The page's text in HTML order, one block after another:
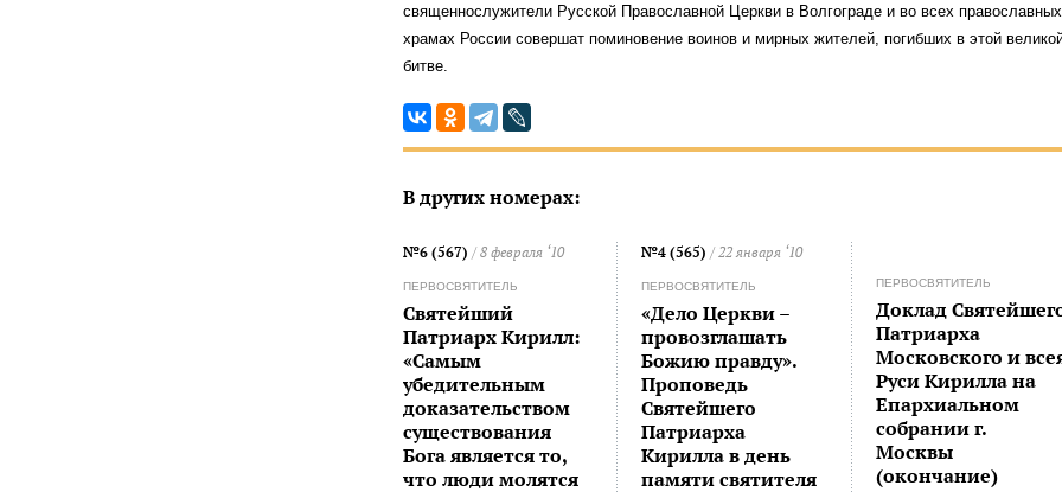
священнослужители Русской Православной Церкви в Волгограде и во всех православных
храмах России совершат поминовение воинов и мирных жителей, погибших в этой
битве.
В других номерах:
№6 (567) / 8 февраля ‘10
ПЕРВОСВЯТИТЕЛЬ
Святейший
Патриарх Кирилл:
«Самым
убедительным
доказательством
существования
Бога является то,
что люди молятся
№4 (565) / 22 января ‘10
ПЕРВОСВЯТИТЕЛЬ
«Дело Церкви –
провозглашать
Божию правду».
Проповедь
Святейшего
Патриарха
Кирилла в день
памяти святителя
ПЕРВОСВЯТИТЕЛЬ
Доклад
Патриарха
Московского и
Руси Кирилла на
Епархиальном
собрании г.
Москвы
(окончание)